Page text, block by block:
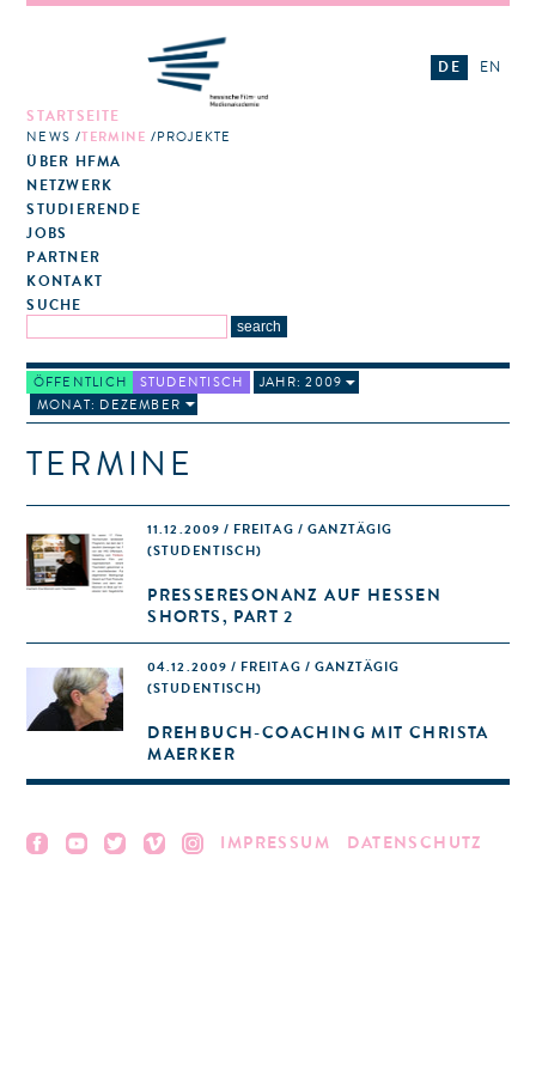
STARTSEITE
NEWS TERMINE PROJEKTE
ÜBER HFMA
NETZWERK
STUDIERENDE
JOBS
PARTNER
KONTAKT
SUCHE
DE EN
ÖFFENTLICH STUDENTISCH
JAHR: 2009
MONAT: DEZEMBER
TERMINE
11.12.2009 / FREITAG / GANZTÄGIG
(STUDENTISCH)
PRESSERESONANZ AUF HESSEN
SHORTS, PART 2
04.12.2009 / FREITAG / GANZTÄGIG
(STUDENTISCH)
DREHBUCH-COACHING MIT CHRISTA
MAERKER
IMPRESSUM DATENSCHUTZ